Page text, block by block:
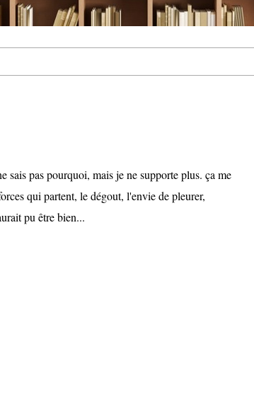
sais pas pourquoi, mais je ne supporte plus. ça me
qui partent, le dégout, l'envie de pleurer,
pu être bien...